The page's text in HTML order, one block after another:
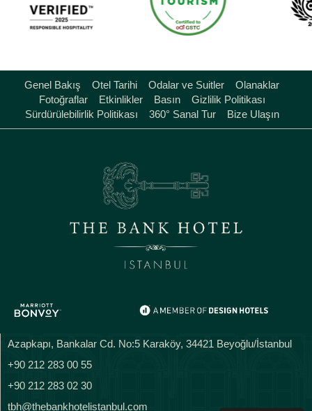
Genel Bakış Otel Tarihi Odalar ve Suitler
Olanaklar
Fotoğraflar
Etkinlikler Basın
Gizlilik Politikası
Sürdürülebilirlik Politikası
360° Sanal Tur Bize Ulaşın
Azapkapı, Bankalar Cd. No:5 Karaköy, 34421 Beyoğlu/İstanbul
+90 212 283 00 55
+90 212 283 02 30
tbh@thebankhotelistanbul.com